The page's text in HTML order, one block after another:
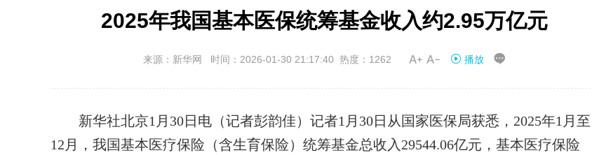
2025年我国基本医保统筹基金收入约2.95万亿元
来源：新华网 时间：2026-01-30 21:17:40 热度：1262  播放 
新华社北京1月30日电（记者彭韵佳）记者1月30日从国家医保局获悉，2025年1月至
12月，我国基本医疗保险（含生育保险）统筹基金总收入29544.06亿元，基本医疗保险